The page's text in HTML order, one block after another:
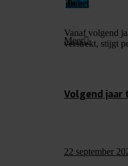
Vanaf volgend
verstrekt, stijgt
Meer
Volgend jaar
22 september